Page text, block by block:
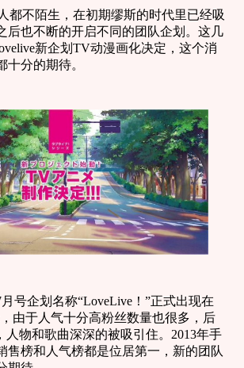
都不陌生，在初期缪斯的时代里已经吸
后也不断的开启不同的团队企划。这几
新企划TV动漫画化决定，这个消
十分的期待。
号企划名称“LoveLive！”正式出现在
，由于人气十分高粉丝数量也很多，后
人物和歌曲深深的被吸引住。2013年手
售榜和人气榜都是位居第一，新的团队